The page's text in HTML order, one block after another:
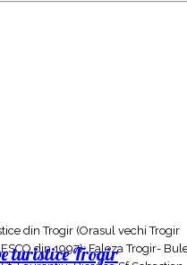
din Trogir (Orasul vechi Trogir
din 1997): Faleza Trogir-
turistice Trogir